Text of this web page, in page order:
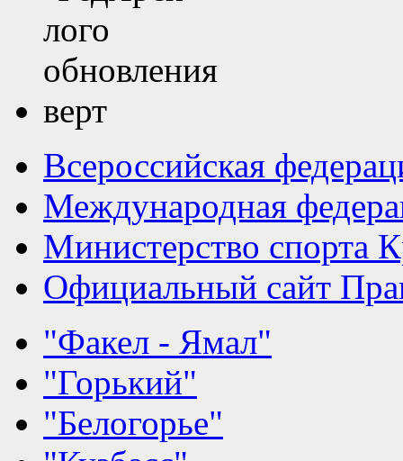
Всероссийская
Международная
Министерство спорта
Официальный сайт
"Факел - Ямал"
"Горький"
"Белогорье"